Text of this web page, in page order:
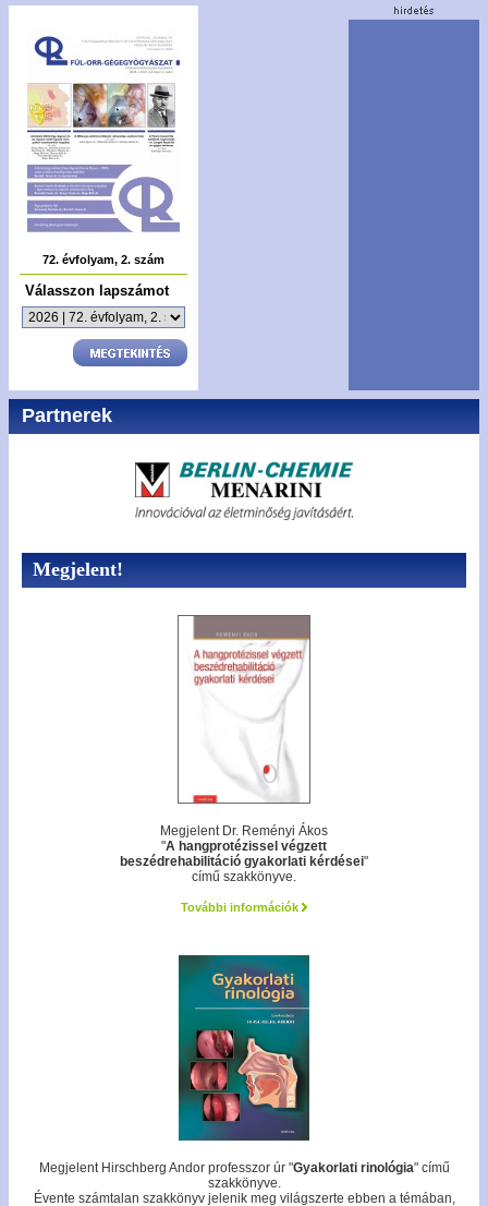
72. évfolyam, 2. szám
Válasszon lapszámot
Partnerek
Megjelent!
Megjelent Dr. Reményi Ákos
"A hangprotézissel végzett
beszédrehabilitáció gyakorlati kérdései"
című szakkönyve.
További információk
Megjelent Hirschberg Andor professzor úr "Gyakorlati rinológia" című
szakkönyve.
Évente számtalan szakkönyv jelenik meg világszerte ebben a témában,